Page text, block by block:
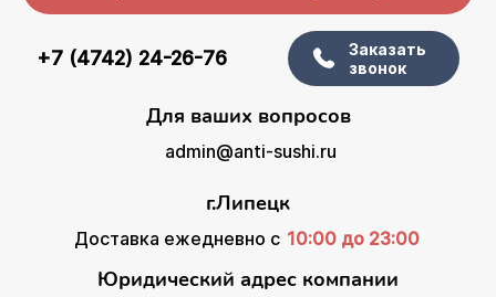
+7 (4742) 24-26-76
Заказать
звонок
Для ваших вопросов
admin@anti-sushi.ru
г.Липецк
Доставка ежедневно с 10:00 до 23:00
Юридический адрес компании